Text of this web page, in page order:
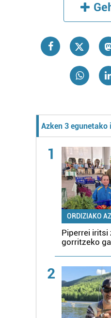
Azken 3
1
ORDIZIAKO
Piperrei iritsi
gorritzeko
2